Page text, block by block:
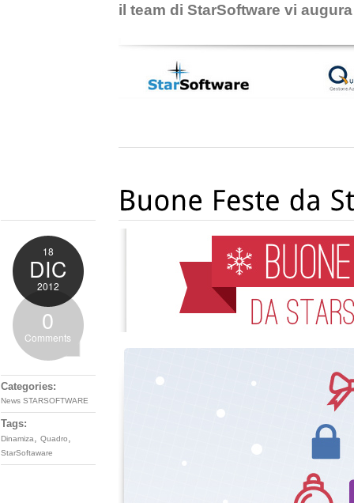
il team di StarSoftware vi
18
DIC
2012
0
Comments
Categories:
News STARSOFTWARE
Tags:
Dinamiza Quadro
StarSoftaware